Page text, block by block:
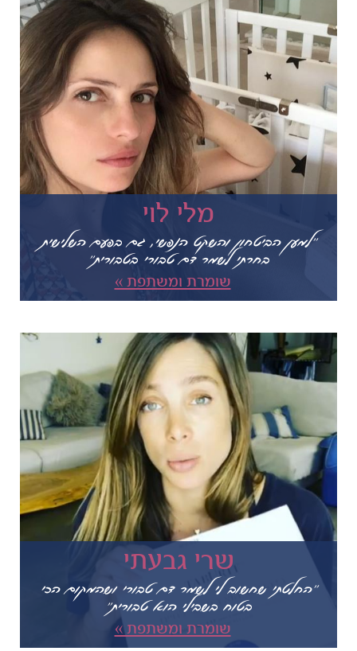
מלי לוי
"למען הביטחון והשקט הנפשי, גם בפעם השלישית
בחרתי לשמר דם טבורי בטבורית"
שומרת ומשתפת »
שרי גבעתי
"החלטתי שחשוב לי לשמר דם טבורי ושהמקום הכי
בטוח בשבילי הוא טבורית"
שומרת ומשתפת »